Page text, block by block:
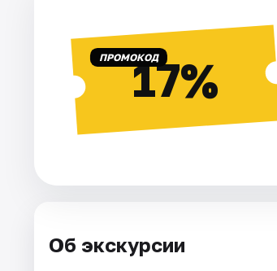
ПРОМОКОД17%
Об экскурсии